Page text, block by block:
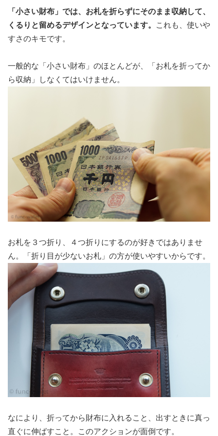
「小さい財布」では、お札を折らずにそのまま収納して、
くるりと留めるデザインとなっています。
これも、使いや
すさのキモです。
一般的な「小さい財布」のほとんどが、「お札を折ってか
ら収納」しなくてはいけません。
お札を３つ折り、４つ折りにするのが好きではありませ
ん。「折り目が少ないお札」の方が使いやすいからです。
なにより、折ってから財布に入れること、出すときに真っ
直ぐに伸ばすこと。このアクションが面倒です。